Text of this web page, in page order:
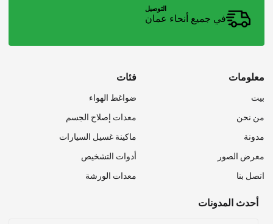
التوصيل
في جميع أنحاء عمان
معلومات
بيت
من نحن
مدونة
معرض الصور
اتصل بنا
فئات
ضواغط الهواء
معدات إصلاح الجسم
ماكينة غسيل السيارات
أدوات التشخيص
معدات الورشة
أحدث المدونات